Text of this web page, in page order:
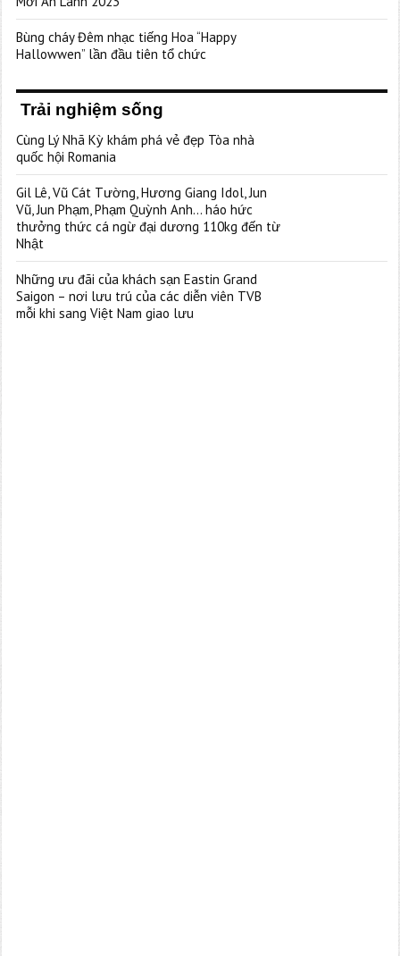
Bùng cháy Đêm nhạc tiếng Hoa “Happy
Hallowwen” lần đầu tiên tổ chức
Trải nghiệm sống
Cùng Lý Nhã Kỳ khám phá vẻ đẹp Tòa nhà
quốc hội Romania
Gil Lê, Vũ Cát Tường, Hương Giang Idol, Jun
Vũ, Jun Phạm, Phạm Quỳnh Anh… háo hức
thưởng thức cá ngừ đại dương 110kg đến từ
Nhật
Những ưu đãi của khách sạn Eastin Grand
Saigon – nơi lưu trú của các diễn viên TVB
mỗi khi sang Việt Nam giao lưu